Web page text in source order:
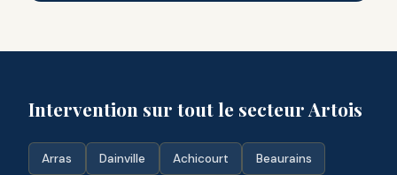
Intervention sur tout le secteur Artois
Arras Dainville Achicourt Beaurains